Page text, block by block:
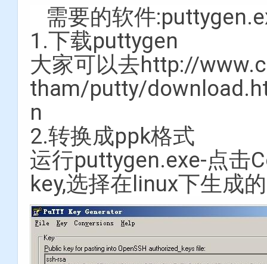
需要的软件
1.下载puttygen
大家可以去http://
tham/putty/
n
2.转换成ppk格式
运行puttygen.exe-点击
key,选择在linux下生成